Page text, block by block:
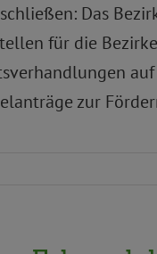
Das
für die
zur